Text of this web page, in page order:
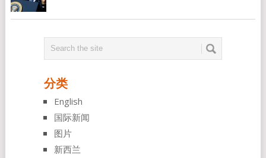
分类
English
国际新闻
图片
新西兰